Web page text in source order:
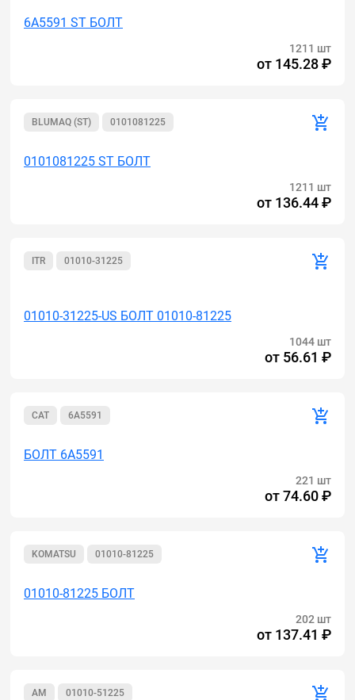
6A5591 ST БОЛТ
1211 шт
от 145.28 ₽
BLUMAQ (ST) 0101081225
0101081225 ST БОЛТ
1211 шт
от 136.44 ₽
ITR 01010-31225
01010-31225-US БОЛТ 01010-81225
1044 шт
от 56.61 ₽
CAT 6A5591
БОЛТ 6A5591
221 шт
от74.60 ₽
KOMATSU 01010-81225
01010-81225 БОЛТ
202 шт
от 137.41 ₽
AM 01010-51225